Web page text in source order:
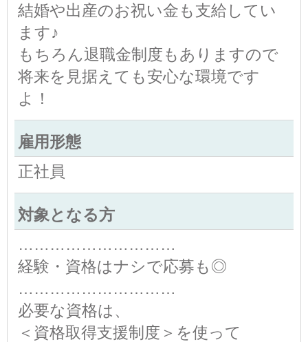
結婚や出産のお祝い金も支給してい
ます♪
もちろん退職金制度もありますので
将来を見据えても安心な環境です
よ！
雇用形態
正社員
対象となる方
…………………………
経験・資格はナシで応募も◎
…………………………
必要な資格は、
＜資格取得支援制度＞を使って